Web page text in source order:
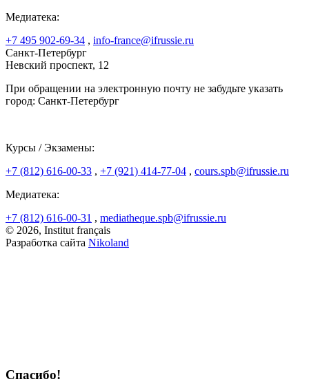
Медиатека:
+7 495 902-69-34 , info-france@ifrussie.ru
Санкт-Петербург
Невский проспект, 12
При обращении на электронную почту не забудьте указать
город: Санкт-Петербург
Курсы / Экзамены:
+7 (812) 616-00-33 , +7 (921) 414-77-04 , cours.spb@ifrussie.ru
Медиатека:
+7 (812) 616-00-31 , mediatheque.spb@ifrussie.ru
© 2026, Institut français
Разработка сайта Nikoland
Спасибо!